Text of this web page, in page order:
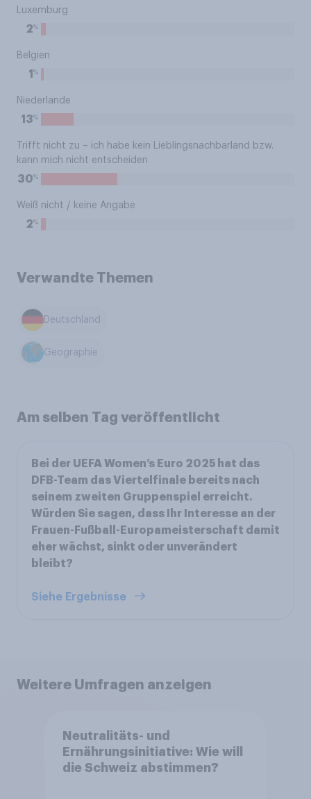
Luxemburg
2%
Belgien
1 %
Niederlande
13%
Trifft nicht zu – ich habe kein Lieblingsnachbarland bzw.
kann mich nicht entscheiden
30%
Weiß nicht / keine Angabe
2%
Verwandte Themen
Deutschland
Geographie
Am selben Tag veröffentlicht
Bei der UEFA Women’s Euro 2025 hat das
DFB-Team das Viertelfinale bereits nach
seinem zweiten Gruppenspiel erreicht.
Würden Sie sagen, dass Ihr Interesse an der
Frauen-Fußball-Europameisterschaft damit
eher wächst, sinkt oder unverändert
bleibt?
Siehe Ergebnisse
Weitere Umfragen anzeigen
Neutralitäts- und
Ernährungsinitiative: Wie will
die Schweiz abstimmen?